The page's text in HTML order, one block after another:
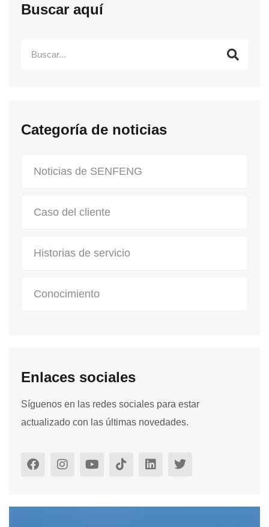
Buscar aquí
Categoría de noticias
Noticias de SENFENG
Caso del cliente
Historias de servicio
Conocimiento
Enlaces sociales
Síguenos en las redes sociales para estar
actualizado con las últimas novedades.